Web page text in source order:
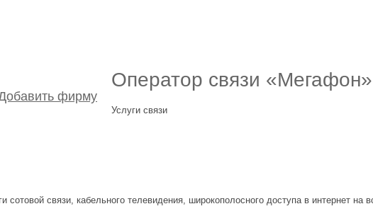
фирму
Оператор связи «Мегафон»
Услуги связи
связи, кабельного телевидения, широкополосного доступа в интернет на